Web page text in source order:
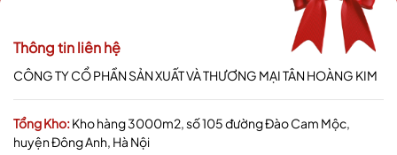
Thông tin liên hệ
CÔNG TY CỔ PHẦN SẢN XUẤT VÀ THƯƠNG MẠI TÂN HOÀNG KIM
Tổng Kho:Kho hàng 3000m2, số 105 đường Đào Cam Mộc,
huyện Đông Anh, Hà Nội